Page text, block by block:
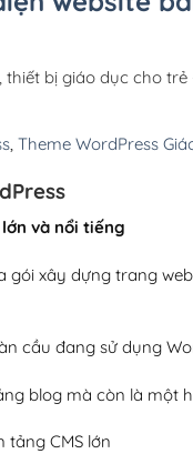
thiết bị giáo dục cho
, Theme WordPress
và nổi tiếng
gói xây dựng trang
cầu đang sử dụng
blog mà còn là một
tảng CMS lớn